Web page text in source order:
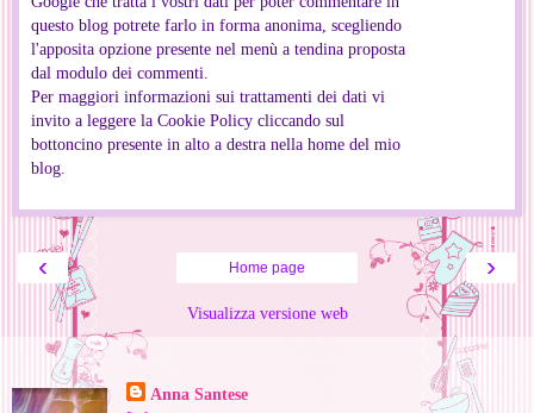
questo blog potrete farlo in forma anonima, scegliendo
l'apposita opzione presente nel menù a tendina proposta
dal modulo dei commenti.
Per maggiori informazioni sui trattamenti dei dati vi
invito a leggere la Cookie Policy cliccando sul
bottoncino presente in alto a destra nella home del mio
blog.
‹ ›
Home page
Visualizza versione web
Informazioni personali
Anna Santese